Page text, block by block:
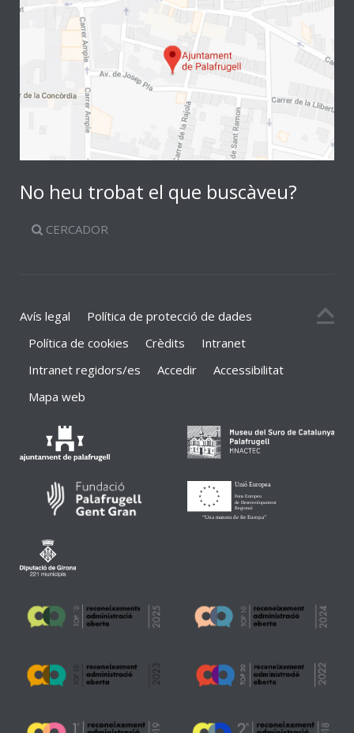
No heu trobat el que buscàveu?
CERCADOR
Avís legal
Política de protecció de dades
Política de cookies
Crèdits
Intranet
Intranet regidors/es
Accedir
Accessibilitat
Mapa web